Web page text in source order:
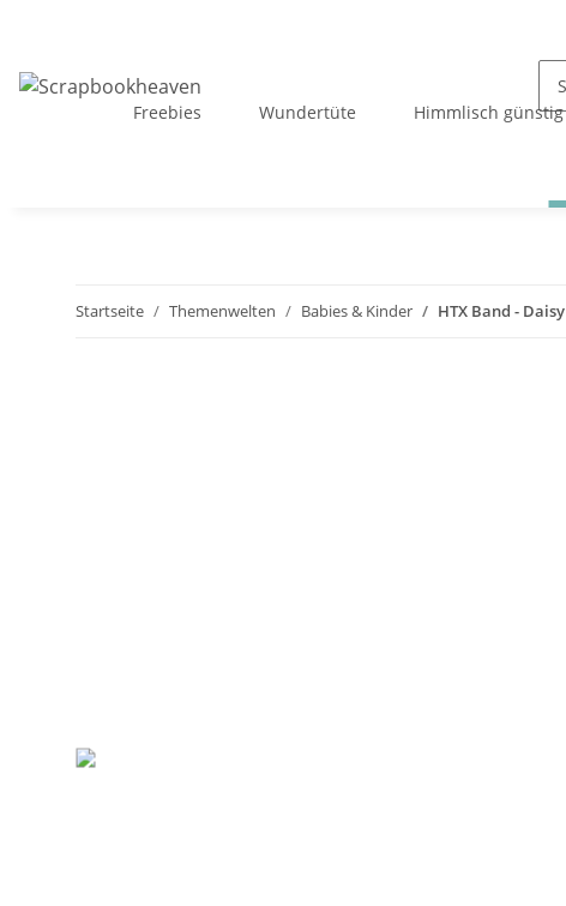
Freebies
Wundertüte Himmlisch günstig
Startseite Themenwelten Babies & Kinder HTX Band -